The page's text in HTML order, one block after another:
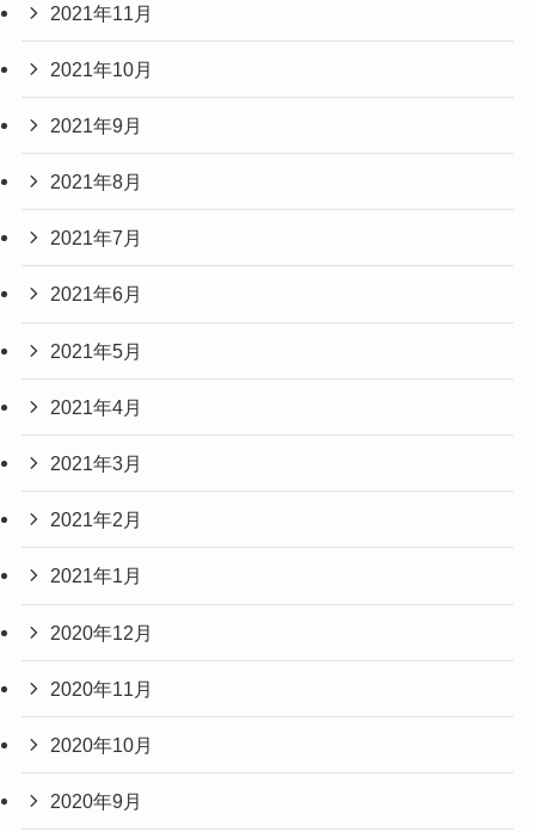
2021年11月
2021年10月
2021年9月
2021年8月
2021年7月
2021年6月
2021年5月
2021年4月
2021年3月
2021年2月
2021年1月
2020年12月
2020年11月
2020年10月
2020年9月